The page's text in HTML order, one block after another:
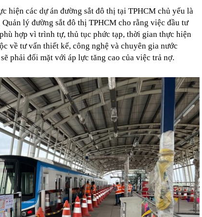
hiện các dự án đường sắt đô thị tại TPHCM chủ yếu là
lý đường sắt đô thị TPHCM cho rằng việc đầu tư
hợp vì trình tự, thủ tục phức tạp, thời gian thực hiện
về tư vấn thiết kế, công nghệ và chuyên gia nước
phải đối mặt với áp lực tăng cao của việc trả nợ.